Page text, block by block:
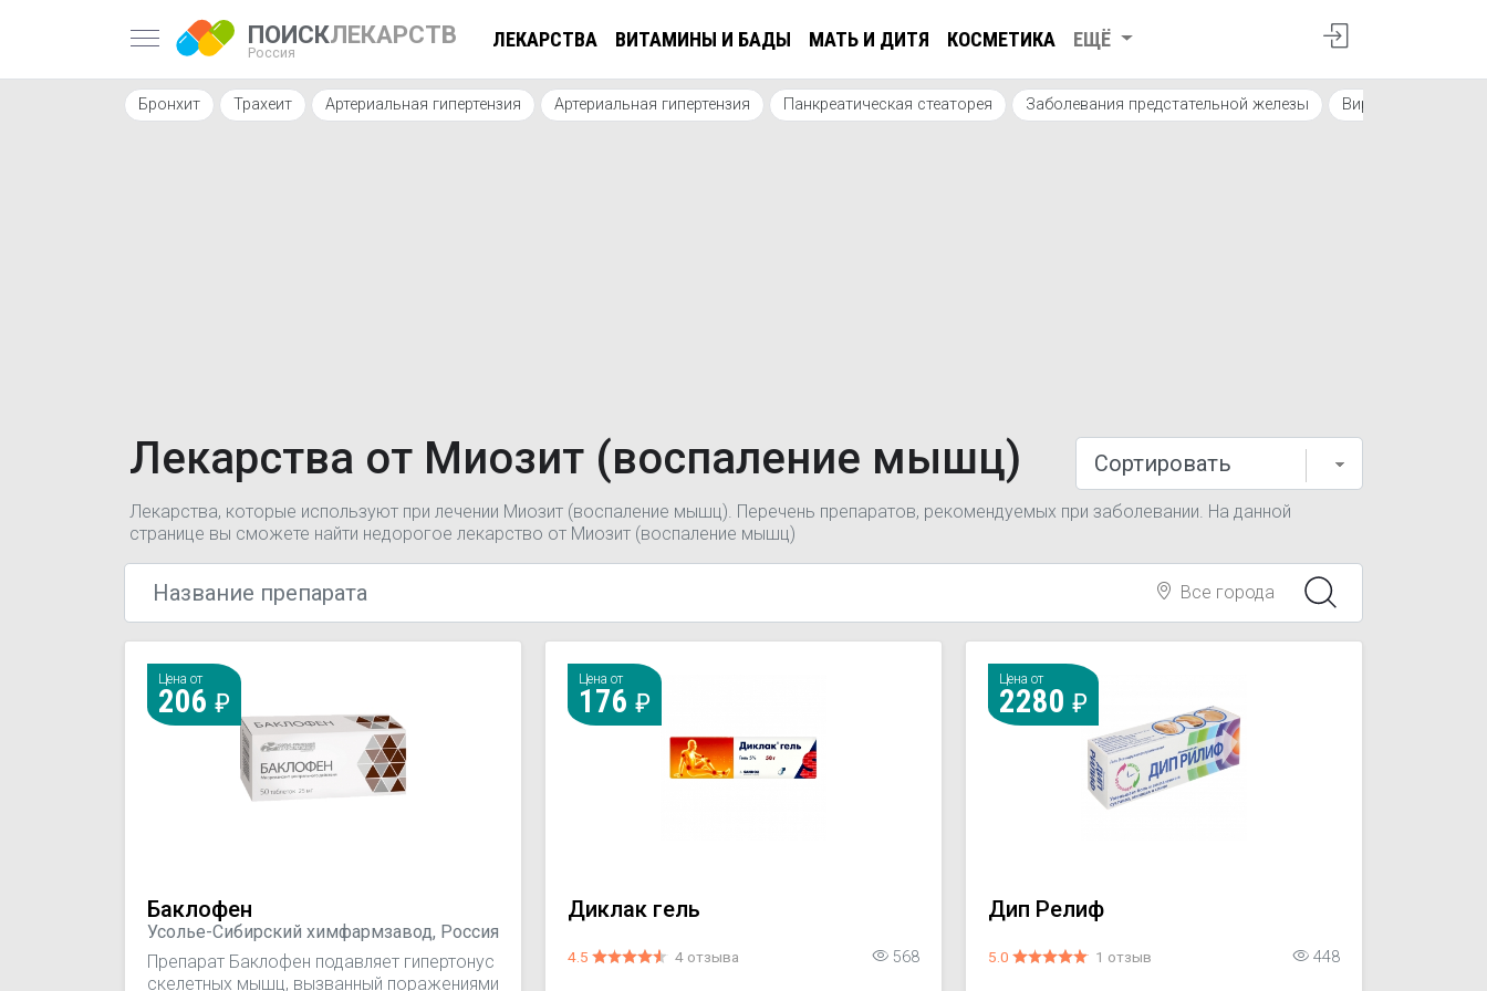
ПОИСКЛЕКАРСТВ
Россия
ЛЕКАРСТВА ВИТАМИНЫ И БАДЫ МАТЬ И ДИТЯ КОСМЕТИКА ЕЩЁ
Бронхит Трахеит Артериальная гипертензия Артериальная гипертензия Панкреатическая стеаторея Заболевания предстательной железы Вирусные
Лекарства от Миозит (воспаление мышц)
Лекарства, которые используют при лечении Миозит (воспаление мышц). Перечень препаратов, рекомендуемых при заболевании. На данной
странице вы сможете найти недорогое лекарство от Миозит (воспаление мышц)
Все города
Цена от
206
Баклофен
Усолье-Сибирский химфармзавод, Россия
Препарат Баклофен подавляет гипертонус
скелетных мышц, вызванный поражениями
Цена от
176
Диклак гель
4.5 4 отзыва 568
Цена от
2280
Дип Релиф
5.0 1 отзыв 448